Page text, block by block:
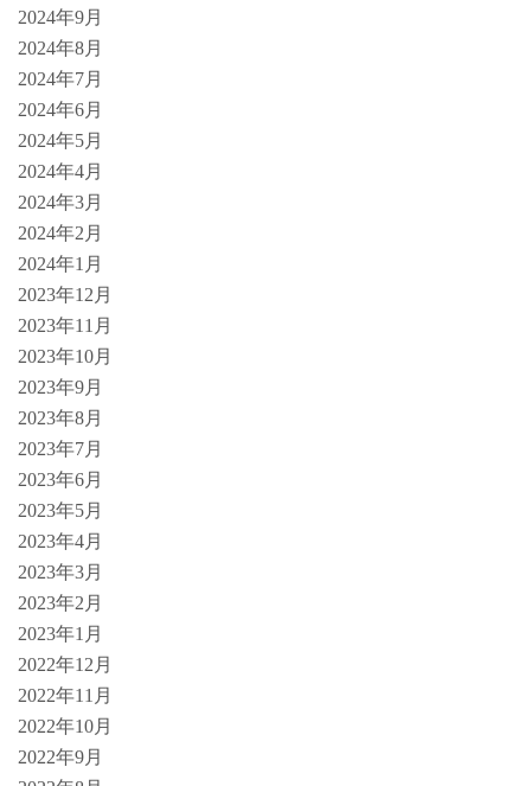
2024年9月
2024年8月
2024年7月
2024年6月
2024年5月
2024年4月
2024年3月
2024年2月
2024年1月
2023年12月
2023年11月
2023年10月
2023年9月
2023年8月
2023年7月
2023年6月
2023年5月
2023年4月
2023年3月
2023年2月
2023年1月
2022年12月
2022年11月
2022年10月
2022年9月